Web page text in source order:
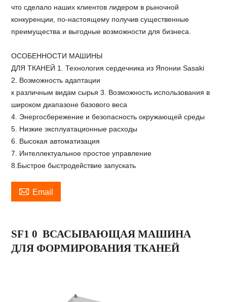
что сделало наших клиентов лидером в рыночной
конкуренции, по-настоящему получив существенные
преимущества и выгодные возможности для бизнеса.
ОСОБЕННОСТИ МАШИНЫ
ДЛЯ ТКАНЕЙ 1. Технология сердечника из Японии Sasaki
2. Возможность адаптации
к различным видам сырья 3. Возможность использования в
широком диапазоне базового веса
4. Энергосбережение и безопасность окружающей среды
5. Низкие эксплуатационные расходы
6. Высокая автоматизация
7. Интеллектуальное простое управление
8.Быстрое быстродействие запускать
 Email
SF10 ВСАСЫВАЮЩАЯ МАШИНА
ДЛЯ ФОРМИРОВАНИЯ ТКАНЕЙ